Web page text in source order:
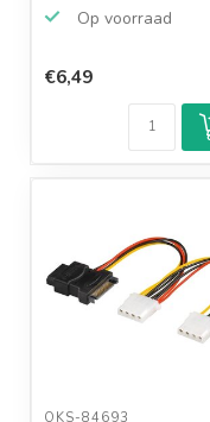
Op voorraad
€6,49
OKS-84693